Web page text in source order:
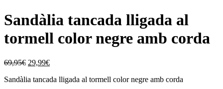
Sandàlia tancada lligada al
tormell color negre amb corda
69,95€ 29,99€
Sandàlia tancada lligada al tormell color negre amb corda